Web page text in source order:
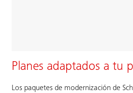
Planes adaptados a tu
Los paquetes de modernización de